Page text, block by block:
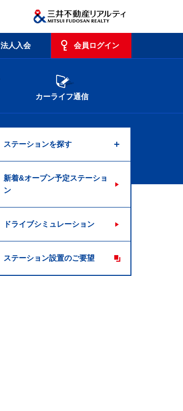
法人入会 会員ログイン
カーライフ通信
ステーションを探す
新着&オープン予定ステーショ
ン
ドライブシミュレーション
ステーション設置のご要望